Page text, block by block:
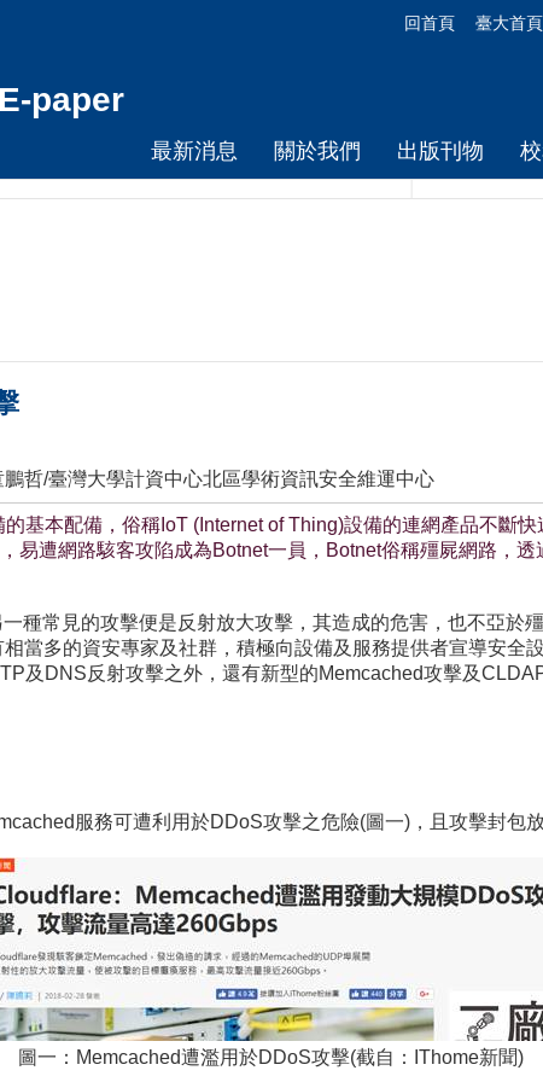
回首頁 臺大首頁
paper
最新消息 關於我們 出版刊物
哲/臺灣大學計資中心北區學術資訊安全維運中心
基本配備，俗稱IoT (Internet of Thing)設備的連網產品不斷
易遭網路駭客攻陷成為Botnet一員，Botnet俗稱殭屍網路，
種常見的攻擊便是反射放大攻擊，其造成的危害，也不亞於
當多的資安專家及社群，積極向設備及服務提供者宣導安全
及DNS反射攻擊之外，還有新型的Memcached攻擊及
服務可遭利用於DDoS攻擊之危險(圖一)，且攻擊封包
圖一：Memcached遭濫用於DDoS攻擊(截自：IThome新聞)